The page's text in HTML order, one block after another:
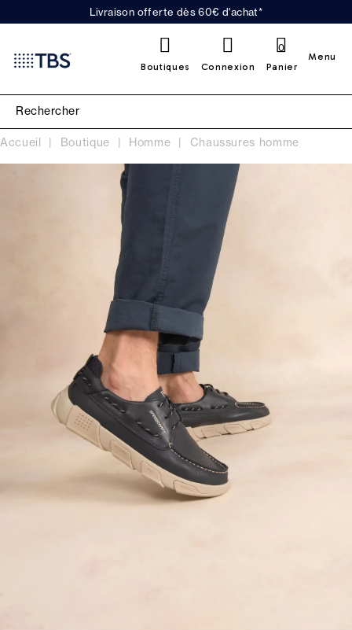
Livraison offerte dès 60€ d'achat*
Boutiques Connexion Panier
0
Menu
Accueil Boutique Homme Chaussures homme